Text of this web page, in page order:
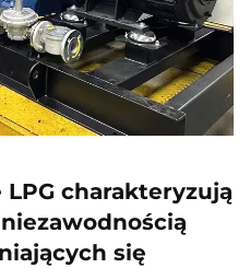
charakteryzują
się